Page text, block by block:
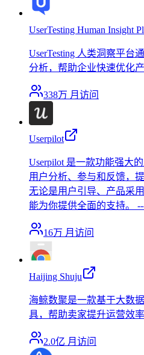
UserTesting Human Insight
UserTesting 人类洞察平台
分析，帮助企业快速优化
338万 月访问
Userpilot
Userpilot 是一款功能强大
用户分析、参与和反馈，
无论是用户引导、产品采
能为你提供全面的支持。
16万 月访问
Haijing Shuju
海鲸数聚是一款基于大数
具，帮助卖家提升运营效
2.0亿 月访问